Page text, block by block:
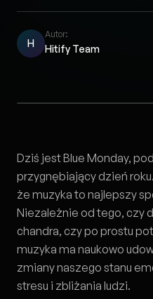
H
Autor:
Hitify Team
Dziś jest Blue Monday,
przygnębiający dzień
że muzyka to najlepszy
Niezależnie od tego, czy
chandra, czy po prostu
muzyka ma naukowo
zmiany naszego stanu
stresu i zbliżania ludzi.